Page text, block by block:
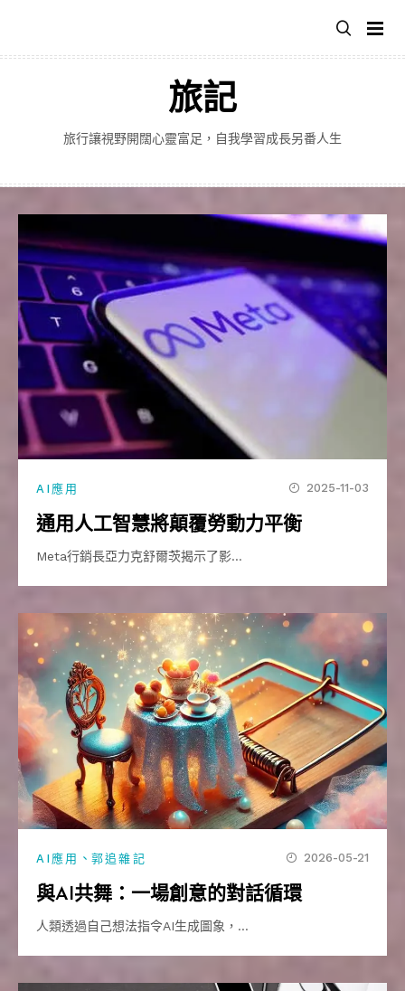
主
旅記
旅行讓視野開闊心靈富足，自我學習成長另番人生
AI應用 2025-11-03
通用人工智慧將顛覆勞動力平衡
Meta行銷長亞力克舒爾茨揭示了影…
AI應用 、郭追雜記 2026-05-21
與AI共舞：一場創意的對話循環
人類透過自己想法指令AI生成圖象，…